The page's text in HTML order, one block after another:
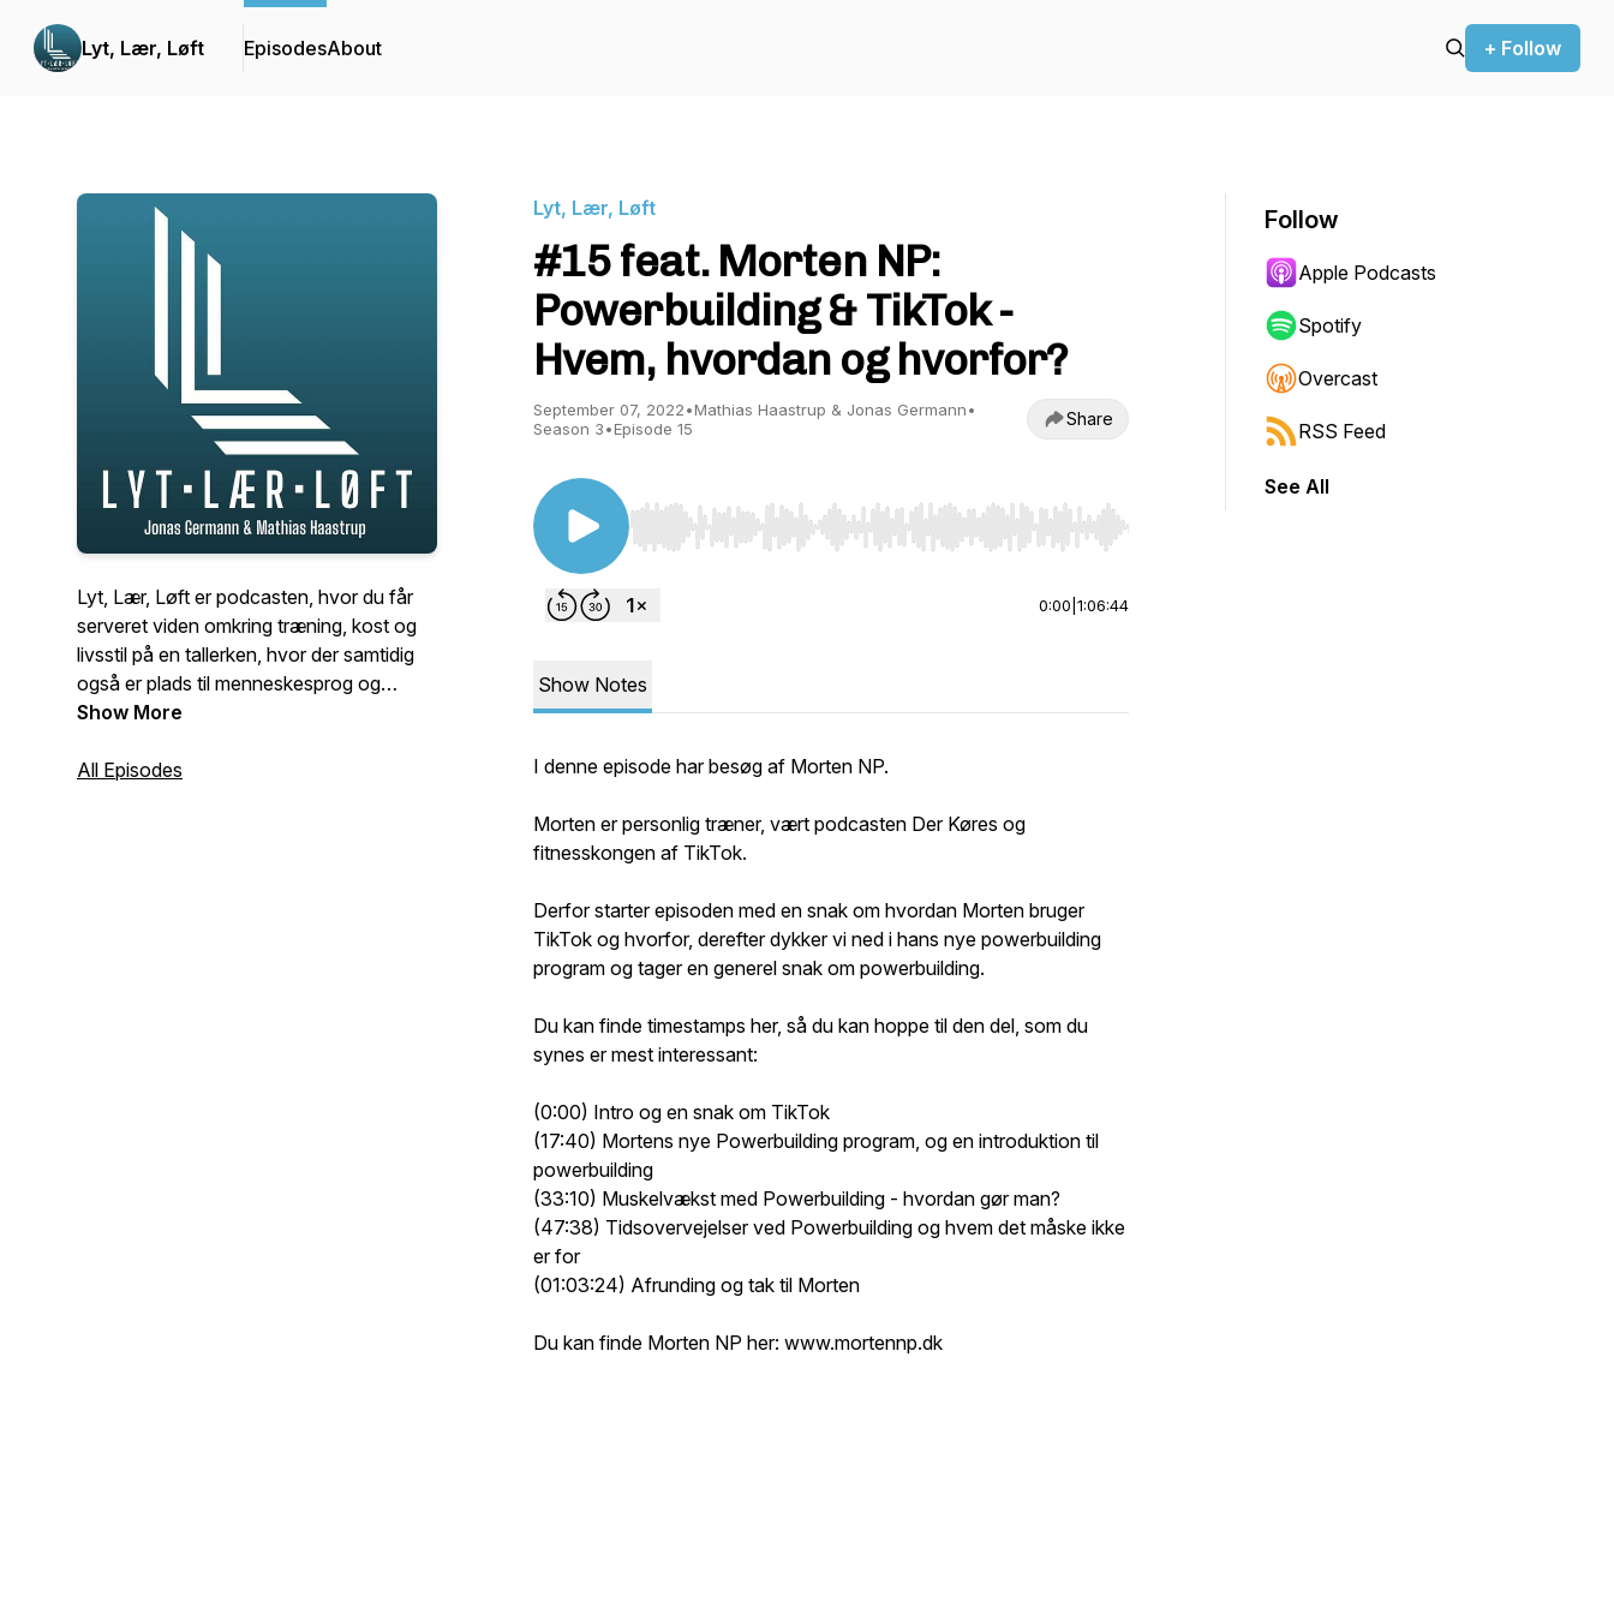
Lyt, Lær, Løft EpisodesAbout + Follow
Lyt, Lær, Løft er podcasten, hvor du får
serveret viden omkring træning, kost og
livsstil på en tallerken, hvor der samtidig
også er plads til menneskesprog og
humor. Dine værter, Mathias Haastrup og
gøre dig klogere, og forhåbentlig samtidig
Show More
All Episodes
Lyt, Lær, Løft
#15 feat. Morten NP:
Powerbuilding & TikTok -
Hvem, hvordan og hvorfor?
September 07, 2022•Mathias Haastrup & Jonas Germann•
Season 3•Episode 15 Share
Use Left/Right to seek, Home/End to jump to start or end. Hold shift to jump forward or backward.
0:00 1:06:44
Show Notes
I denne episode har besøg af Morten NP.
Morten er personlig træner, vært podcasten Der Køres og
fitnesskongen af TikTok.
Derfor starter episoden med en snak om hvordan Morten bruger
TikTok og hvorfor, derefter dykker vi ned i hans nye powerbuilding
program og tager en generel snak om powerbuilding.
Du kan finde timestamps her, så du kan hoppe til den del, som du
synes er mest interessant:
(0:00) Intro og en snak om TikTok
(17:40) Mortens nye Powerbuilding program, og en introduktion til
powerbuilding
(33:10) Muskelvækst med Powerbuilding - hvordan gør man?
(47:38) Tidsovervejelser ved Powerbuilding og hvem det måske ikke
er for
(01:03:24) Afrunding og tak til Morten
Du kan finde Morten NP her: www.mortennp.dk
Follow
Apple Podcasts
Spotify
Overcast
RSS Feed
See All